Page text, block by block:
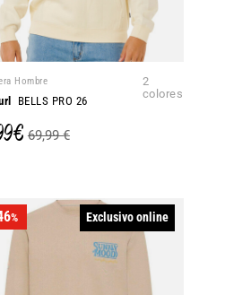
Hombre
BELLS PRO 26
2
colores
€ 69,99 €
% Exclusivo online